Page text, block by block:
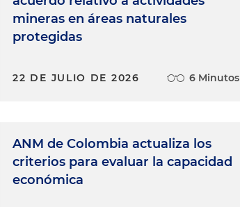
mineras en áreas naturales
protegidas
22 DE JULIO DE 2026 6 Minutos
ANM de Colombia actualiza los
criterios para evaluar la capacidad
económica